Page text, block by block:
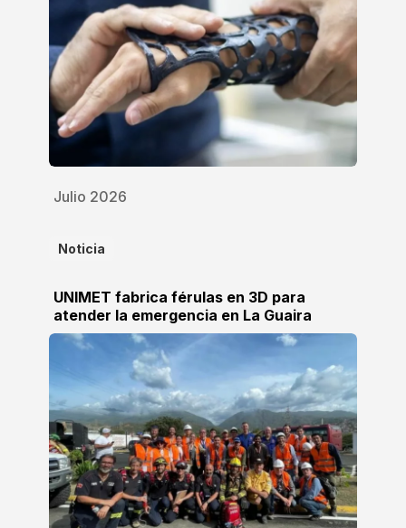
Julio 2026
Noticia
UNIMET fabrica férulas en 3D para
atender la emergencia en La Guaira